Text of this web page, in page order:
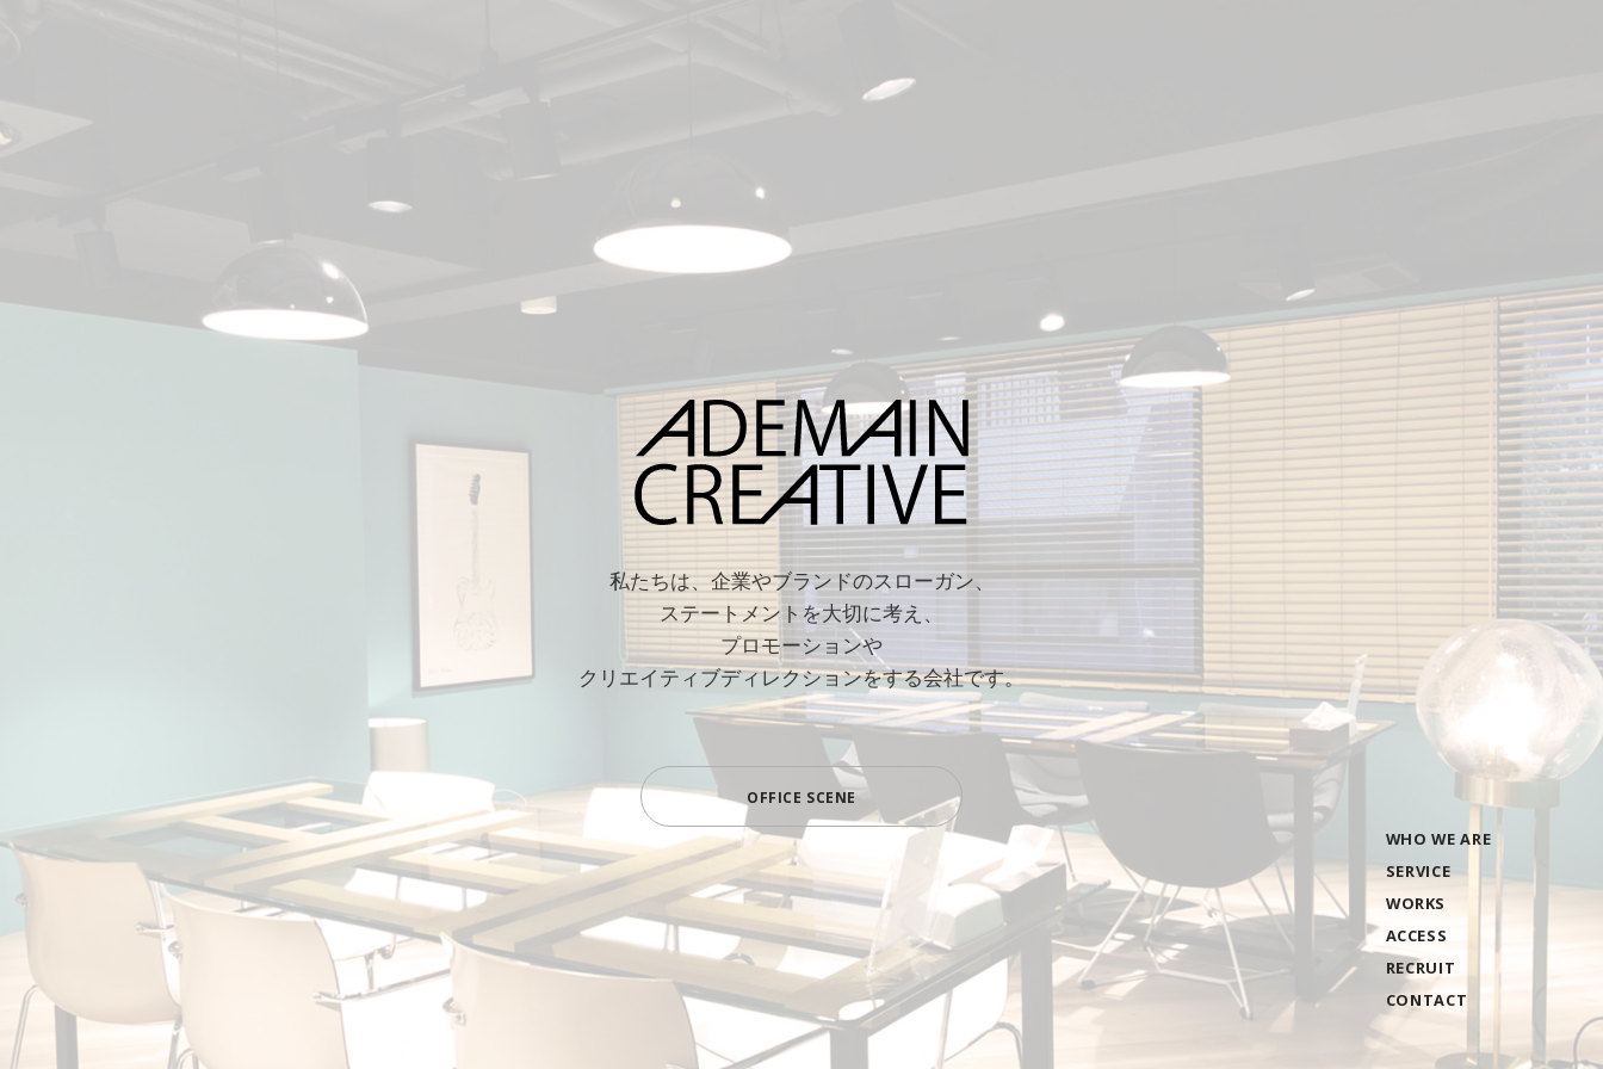
WHO WE ARE
SERVICE
WORKS
ACCESS
RECRUIT
CONTACT
私たちは、企業やブランドのスローガン、
ステートメントを大切に考え、
プロモーションや
クリエイティブディレクションをする会社です。
OFFICE SCENE